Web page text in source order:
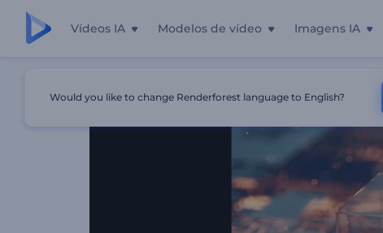
Vídeos IA Modelos de vídeo Imagens IA
Introdução De Tecnologia Em
Would you like to change Renderforest language to English?